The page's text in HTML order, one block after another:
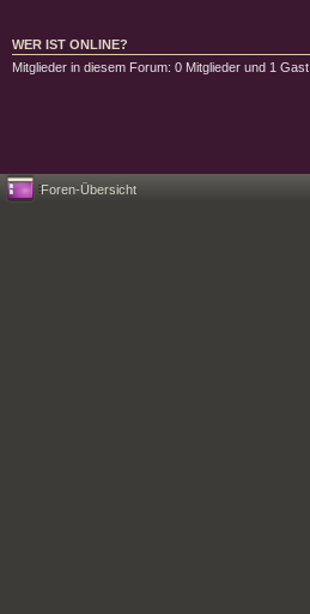
WER IST ONLINE?
Mitglieder in diesem Forum: 0 Mitglieder und 1 Gast
Foren-Übersicht